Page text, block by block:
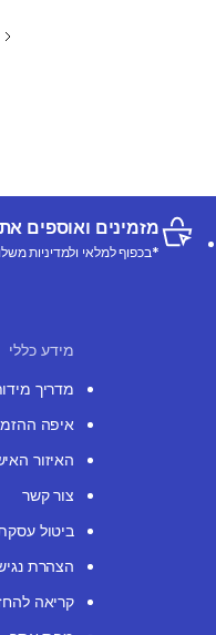
מזמינים ואוספים
*בכפוף למלאי ולמדיניות
מידע כללי
מדריך
איפה
האיזור
צור קשר
ביטול
הצהרת
קריאה